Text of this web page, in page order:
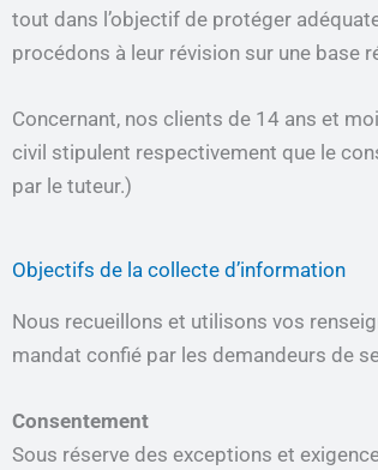
tout dans l’objectif de protéger
procédons à leur révision sur une base
Concernant, nos clients de 14 ans et
civil stipulent respectivement que le
par le tuteur.)
Objectifs de la collecte d’information
Nous recueillons et utilisons vos
mandat confié par les demandeurs de
Consentement
Sous réserve des exceptions et